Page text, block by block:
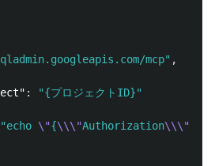
mcp" ,
:
"{プロジェクトID}"
"echo \"{\\\"Authorization\\\"